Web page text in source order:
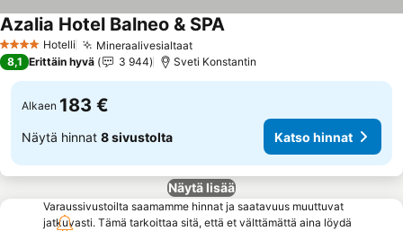
4 Tähtiluokitus
Hotelli MineraalivesialtaatKatso hinnat
Azalia Hotel Balneo & SPAKatso hinnat
8,1 Erittäin hyvä 3 944 Sveti Konstantin
Alkaen 183 €
Näytä hinnat 8 sivustolta Katso hinnat
Näytä lisää
Varaussivustoilta saamamme hinnat ja saatavuus muuttuvat
jatkuvasti. Tämä tarkoittaa sitä, että et välttämättä aina löydä